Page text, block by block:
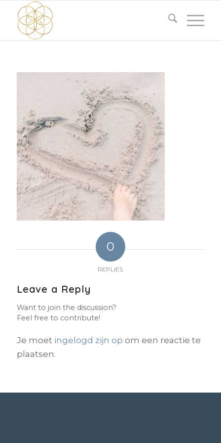
0
REPLIES
Leave a Reply
Want to join the discussion?
Feel free to contribute!
Je moet ingelogd zijn op om een reactie te
plaatsen.